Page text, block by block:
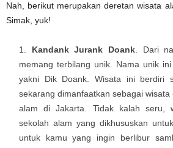
Nah, berikut merupakan deretan wisata
Simak, yuk!
Kandank Jurank Doank. Dari
memang terbilang unik. Nama unik ini
yakni Dik Doank. Wisata ini berdiri
sekarang dimanfaatkan sebagai wisata
alam di Jakarta. Tidak kalah seru,
sekolah alam yang dikhususkan
untuk kamu yang ingin berlibur